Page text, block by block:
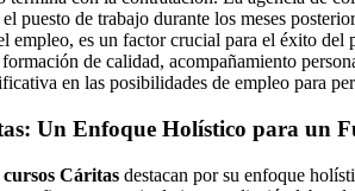
puesto de trabajo durante los meses
empleo, es un factor crucial para el éxito
de calidad, acompañamiento
en las posibilidades de empleo para
Un Enfoque Holístico para un
cursos Cáritas destacan por su enfoque